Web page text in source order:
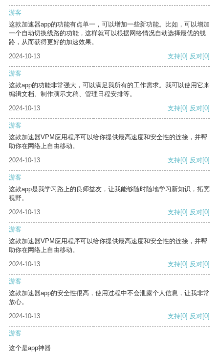
游客
这款加速器app的功能有点单一，可以增加一些新功能。比如，可以增加
一个自动切换线路的功能，这样就可以根据网络情况自动选择最优的线
路，从而获得更好的加速效果。
2024-10-13
支持[0] 反对[0]
游客
这款app的功能非常强大，可以满足我所有的工作需求。我可以使用它来
编辑文档、制作演示文稿、管理日程安排等。
2024-10-13
支持[0] 反对[0]
游客
这款加速器VPM应用程序可以给你提供最高速度和安全性的连接，并帮
助你在网络上自由移动。
2024-10-13
支持[0] 反对[0]
游客
这款app是我学习路上的良师益友，让我能够随时随地学习新知识，拓宽
视野。
2024-10-13
支持[0] 反对[0]
游客
这款加速器VPM应用程序可以给你提供最高速度和安全性的连接，并帮
助你在网络上自由移动。
2024-10-13
支持[0] 反对[0]
游客
这款加速器app的安全性很高，使用过程中不会泄露个人信息，让我非常
放心。
2024-10-13
支持[0] 反对[0]
游客
这个是app神器